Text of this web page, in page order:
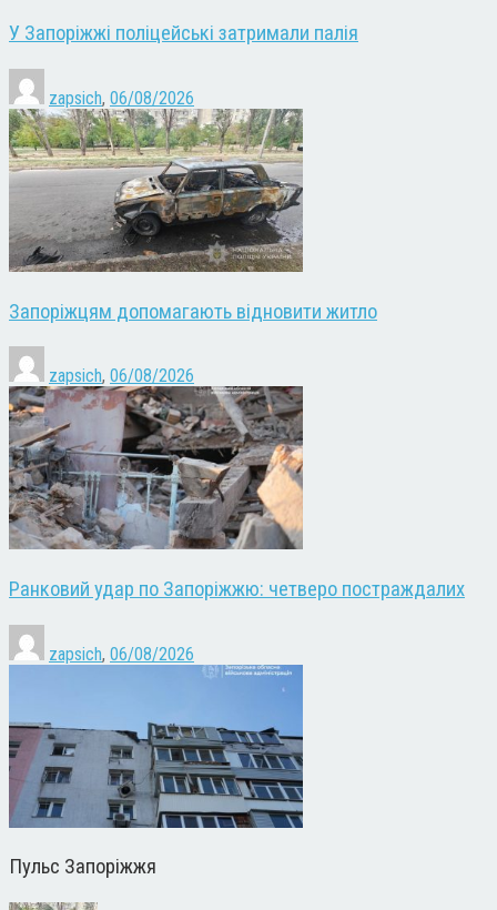
У Запоріжжі поліцейські затримали палія
zapsich, 06/08/2026
Запоріжцям допомагають відновити житло
zapsich, 06/08/2026
Ранковий удар по Запоріжжю: четверо постраждалих
zapsich, 06/08/2026
Пульс Запоріжжя